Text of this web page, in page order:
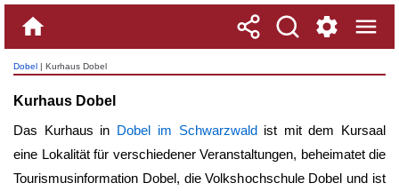
Dobel | Kurhaus Dobel
Kurhaus Dobel
Das Kurhaus in Dobel im Schwarzwaldist mit dem Kursaal
eine Lokalität für verschiedener Veranstaltungen, beheimatet die
Tourismusinformation Dobel, die Volkshochschule Dobel und ist